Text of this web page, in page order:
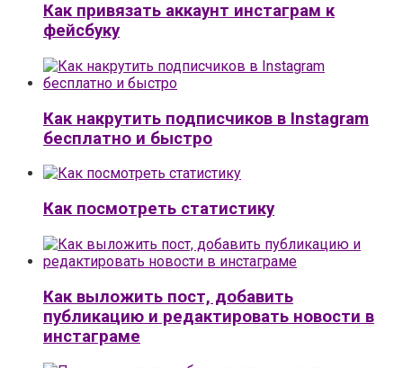
Как привязать аккаунт инстаграм к
фейсбуку
Как накрутить подписчиков в Instagram
бесплатно и быстро
Как посмотреть статистику
Как выложить пост, добавить
публикацию и редактировать новости в
инстаграме